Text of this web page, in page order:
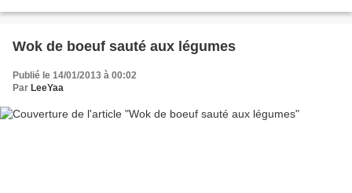
Wok de boeuf sauté aux légumes
Publié le 14/01/2013 à 00:02
Par LeeYaa